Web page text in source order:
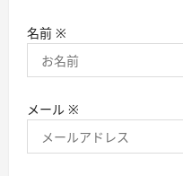
名前 ※
メール ※